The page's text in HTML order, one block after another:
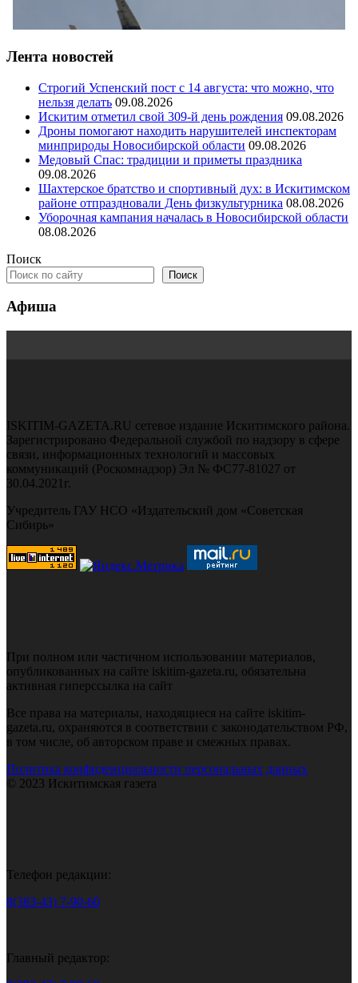
Лента новостей
Строгий Успенский пост с 14 августа: что можно, что
нельзя делать 09.08.2026
Искитим отметил свой 309-й день рождения 09.08.2026
Дроны помогают находить нарушителей инспекторам
минприроды Новосибирской области 09.08.2026
Медовый Спас: традиции и приметы праздника
09.08.2026
Шахтерское братство и спортивный дух: в Искитимском
районе отпраздновали День физкультурника 08.08.2026
Уборочная кампания началась в Новосибирской области
08.08.2026
Поиск
Поиск
Афиша
ISKITIM-GAZETA.RU сетевое издание Искитимского района.
Зарегистрировано Федеральной службой по надзору в сфере
связи, информационных технологий и массовых
коммуникаций (Роскомнадзор) Эл № ФС77-81027 от
30.04.2021г.
Учредитель ГАУ НСО «Издательский дом «Советская
Сибирь»
При полном или частичном использовании материалов,
опубликованных на сайте iskitim-gazeta.ru, обязательна
активная гиперссылка на сайт
Все права на материалы, находящиеся на сайте iskitim-
gazeta.ru, охраняются в соответствии с законодательством РФ,
в том числе, об авторском праве и смежных правах.
Политика конфиденциальности персональных данных
© 2023 Искитимская газета
Телефон редакции:
8(383-43) 7-90-60
Главный редактор: